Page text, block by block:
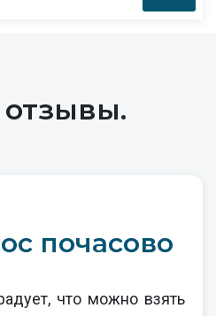
почасово
что можно взять